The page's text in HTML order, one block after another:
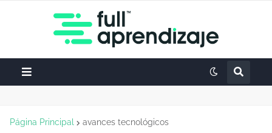
Página Principal avances tecnológicos